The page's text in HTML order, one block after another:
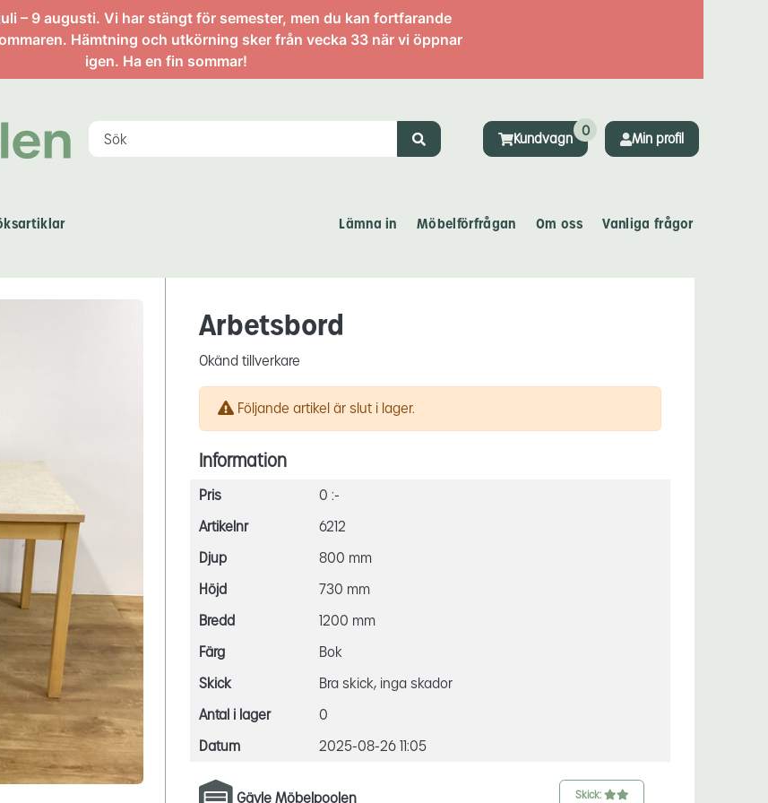
– 9 augusti. Vi har stängt för semester, men du kan fortfarande
Hämtning och utkörning sker från vecka 33 när vi öppnar
igen. Ha en fin sommar!
Kundvagn
0
Min profil
Lämna in Möbelförfrågan Om oss Vanliga frågor
Arbetsbord
Okänd tillverkare
Följande artikel är slut i lager.
Information
Pris
0 :-
Artikelnr
6212
Djup
800 mm
Höjd
730 mm
Bredd
1200 mm
Färg
Bok
Skick
Bra skick, inga skador
Antal i lager
0
Datum
2025-08-26 11:05
Gävle Möbelpoolen Skick: